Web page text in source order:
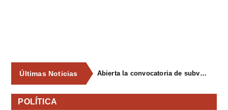
Últimas Noticias Abierta la convocatoria de subvenciones para la participación en el XVI ConcursoExposición de Gochu Asturcelta
POLÍTICA